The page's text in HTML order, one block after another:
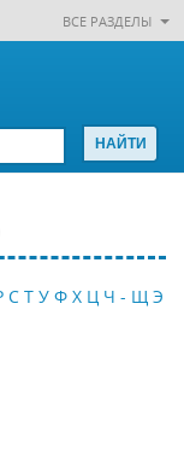
ВСЕ РАЗДЕЛЫ
С Т У Ф Х Ц Ч - Щ Э